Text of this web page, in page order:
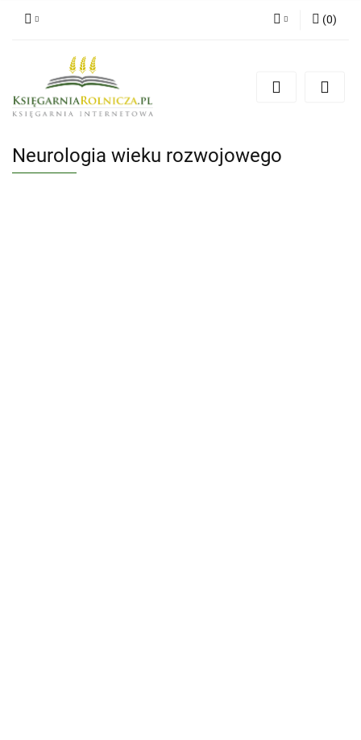
Zarejestruj się
(0)
Neurologia wieku rozwojowego